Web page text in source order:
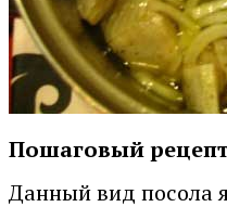
Пошаговый
Данный вид посола